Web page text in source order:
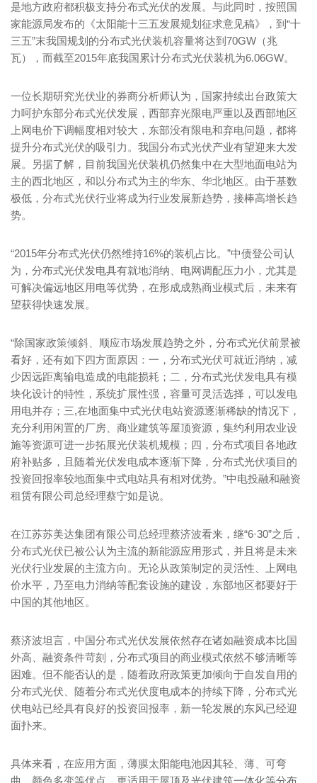
是地方政府都积极支持分布式光伏的发展。与此同时，按照国
家能源局发布的《太阳能十三五发展规划征求意见稿》，到“十
三五”末我国规划的分布式光伏装机容量将达到70GW（兆
瓦），而截至2015年底我国累计分布式光伏装机为6.06GW。
一位长期研究光伏业的券商分析师认为，国家持续出台政策大
力呵护东部分布式光伏发展，西部弃光限电严重以及西部地区
上网电价下调幅度相对较大，东部没有限电和弃电问题，都将
提升分布式光伏的吸引力。我国分布式光伏产业有望迎来大发
展。另据了解，目前我国光伏装机仍然集中在大型地面电站为
主的西北地区，和以分布式为主的华东、华北地区。由于基数
极低，分布式光伏行业将成为行业发展新趋势，接棒高增长趋
势。
“2015年分布式光伏仍然维持16%的装机占比。”中债登公司认
为，分布式光伏发电具有就地消纳、电网调配压力小，尤其是
可解决偏远地区用电等优势，在形成成熟商业模式后，未来有
望获得快速发展。
“除国家政策倾斜、顺应市场发展趋势之外，分布式光伏前景被
看好，还有如下四方面原因：一，分布式光伏可就近消纳，减
少因远距离输电造成的电能损耗；二，分布式光伏发电具有模
块化设计的特性，系统扩展性强，容量可灵活选择，可以发电
用电并存；三,在地面集中式光伏电站资源逐渐稀缺的情况下，
充分利用闲置的厂房、商业建筑等屋顶资源，集约利用农业设
施等资源可进一步拓展光伏装机规模；四，分布式项目各地政
府补贴多，且随着光伏发电成本逐渐下降，分布式光伏项目的
投资回报率较地面集中式电站具有相对优势。”中电投融和融资
租赁有限公司总经理蔡宁如是说。
在江苏苏美达集团有限公司总经理蔡济波看来，继“6·30”之后，
分布式光伏已被公认为主流的新能源应用形式，并且将是未来
光伏行业发展的主流方向。无论从政策制定的灵活性、上网电
价水平，乃至电力消纳等配套设施的建设，东部地区都要好于
中国的其他地区。
蔡济波坦言，中国分布式光伏发展依然存在诸如融资成本比国
外高、融资条件苛刻，分布式项目的商业模式依然不够清晰等
困难。但不能否认的是，随着政府政策更加倾向于自发自用的
分布式光伏、随着分布式光伏度电成本的持续下降，分布式光
伏电站已经具有良好的投资回报率，新一轮发展的东风已经迎
面扑来。
具体来看，在应用方面，薄膜太阳能电池因其轻、薄、可弯
曲、颜色多变等优点，更适用于屋顶及光伏建筑一体化等分布